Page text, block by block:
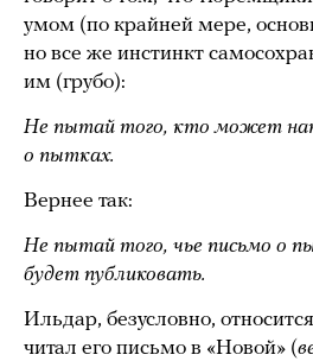
умом (по крайней мере,
но все же инстинкт
им (грубо):
Не пытай того, кто может
о пытках.
Вернее так:
Не пытай того, чье письмо о
будет публиковать.
Ильдар, безусловно,
читал его письмо в «Новой» (